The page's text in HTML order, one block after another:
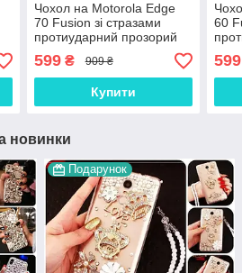
Чохол на Motorola Edge
70 Fusion зі стразами
протиударний прозорий
TPU "DIAMOND"
599₴ 909 ₴
Купити
60
599
новинки
Подарунок